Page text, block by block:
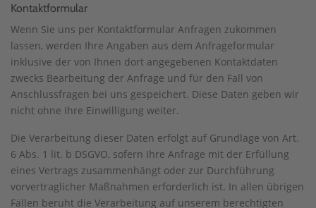
Kontaktformular
Wenn Sie uns per Kontaktformular Anfragen zukommen
lassen, werden Ihre Angaben aus dem Anfrageformular
inklusive der von Ihnen dort angegebenen Kontaktdaten
zwecks Bearbeitung der Anfrage und für den Fall von
Anschlussfragen bei uns gespeichert. Diese Daten geben wir
nicht ohne Ihre Einwilligung weiter.
Die Verarbeitung dieser Daten erfolgt auf Grundlage von Art.
6 Abs. 1 lit. b DSGVO, sofern Ihre Anfrage mit der Erfüllung
eines Vertrags zusammenhängt oder zur Durchführung
vorvertraglicher Maßnahmen erforderlich ist. In allen übrigen
Fällen beruht die Verarbeitung auf unserem berechtigten